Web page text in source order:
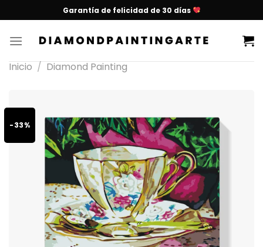
Garantía de felicidad de 30 días
Inicio / Diamond Painting
-33%